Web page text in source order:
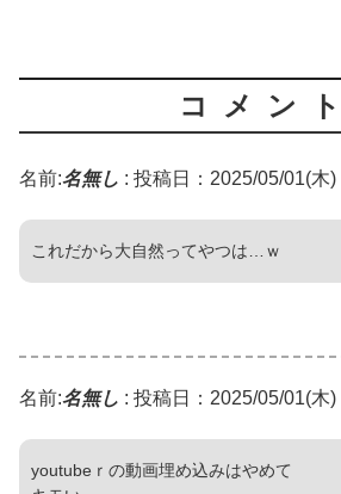
コメント
名前:名無し : 投稿日：2025/05/01(木)
これだから大自然ってやつは…ｗ
名前:名無し : 投稿日：2025/05/01(木)
youtubeｒの動画埋め込みはやめて